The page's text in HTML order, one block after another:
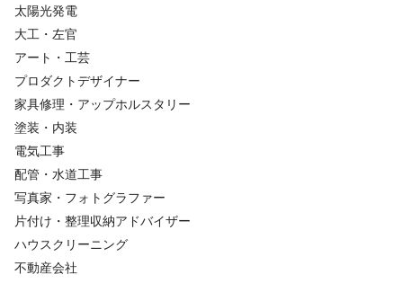
太陽光発電
大工・左官
アート・工芸
プロダクトデザイナー
家具修理・アップホルスタリー
塗装・内装
電気工事
配管・水道工事
写真家・フォトグラファー
片付け・整理収納アドバイザー
ハウスクリーニング
不動産会社